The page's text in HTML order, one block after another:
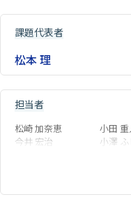
課題代表者
松本 理
担当者
松崎 加奈恵 小田 重
今井 宏治
小澤